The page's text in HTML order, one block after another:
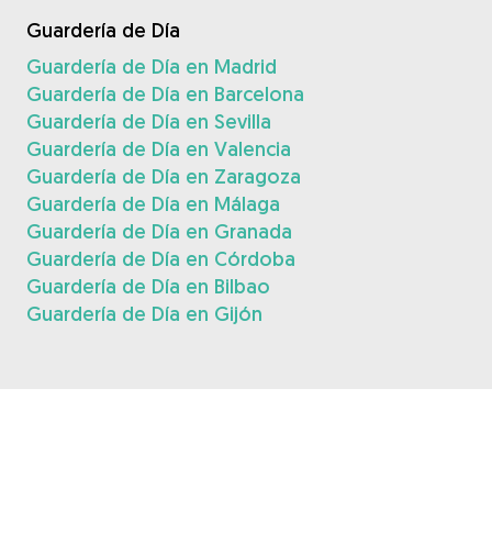
Guardería de Día
Guardería de Día en Madrid
Guardería de Día en Barcelona
Guardería de Día en Sevilla
Guardería de Día en Valencia
Guardería de Día en Zaragoza
Guardería de Día en Málaga
Guardería de Día en Granada
Guardería de Día en Córdoba
Guardería de Día en Bilbao
Guardería de Día en Gijón